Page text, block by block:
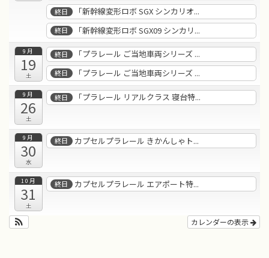
終日 「新幹線変形ロボ SGX シンカリオ...
終日 「新幹線変形ロボ SGX09 シンカリ...
9月
19
土
終日 「プラレール ご当地車両シリーズ ...
終日 「プラレール ご当地車両シリーズ ...
9月
26
土
終日 「プラレール リアルクラス 寝台特...
9月
30
水
終日 カプセルプラレール きかんしゃト...
10月
31
土
終日 カプセルプラレール エアポート特...
カレンダーの表示